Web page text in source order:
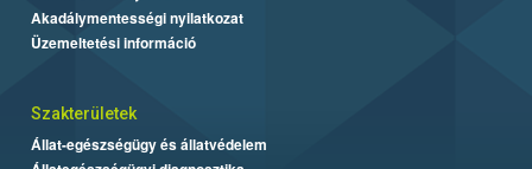
Akadálymentességi nyilatkozat
Üzemeltetési információ
Szakterületek
Állat-egészségügy és állatvédelem